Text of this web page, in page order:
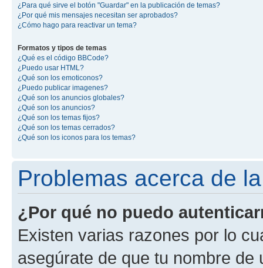
¿Para qué sirve el botón "Guardar" en la publicación de temas?
¿Por qué mis mensajes necesitan ser aprobados?
¿Cómo hago para reactivar un tema?
Formatos y tipos de temas
¿Qué es el código BBCode?
¿Puedo usar HTML?
¿Qué son los emoticonos?
¿Puedo publicar imagenes?
¿Qué son los anuncios globales?
¿Qué son los anuncios?
¿Qué son los temas fijos?
¿Qué son los temas cerrados?
¿Qué son los iconos para los temas?
Problemas acerca de
¿Por qué no puedo
Existen varias razones por lo
asegúrate de que tu nombre